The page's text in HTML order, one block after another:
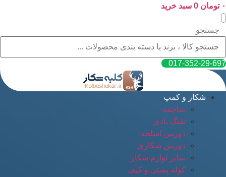
پرش
به
محتوا
۰ تومان 0 سبد خرید
جستجو
017-352-29-697
شکار و کمپ
ساچمه
تفنگ بادی
دوربین اسلحه
دوربین شکاری
سایر لوازم شکار
کوله پشتی و کیف